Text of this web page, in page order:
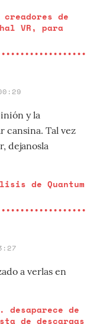
creadores de
VR, para
y la
cansina. Tal vez
dejanosla
de Quantum
a verlas en
desaparece de
de descargas